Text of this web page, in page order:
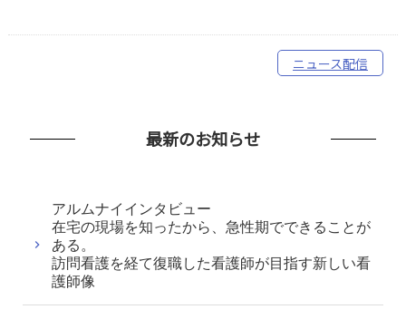
ニュース配信
最新のお知らせ
アルムナイインタビュー
在宅の現場を知ったから、急性期でできることが
ある。
訪問看護を経て復職した看護師が目指す新しい看
護師像